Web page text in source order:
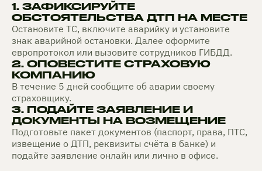
1. ЗАФИКСИРУЙТЕ
ОБСТОЯТЕЛЬСТВА ДТП НА МЕСТЕ
Остановите ТС, включите аварийку и установите
знак аварийной остановки. Далее оформите
европротокол или вызовите сотрудников ГИБДД.
2. ОПОВЕСТИТЕ СТРАХОВУЮ
КОМПАНИЮ
В течение 5 дней сообщите об аварии своему
страховщику.
3. ПОДАЙТЕ ЗАЯВЛЕНИЕ И
ДОКУМЕНТЫ НА ВОЗМЕЩЕНИЕ
Подготовьте пакет документов (паспорт, права, ПТС,
извещение о ДТП, реквизиты счёта в банке) и
подайте заявление онлайн или лично в офисе.